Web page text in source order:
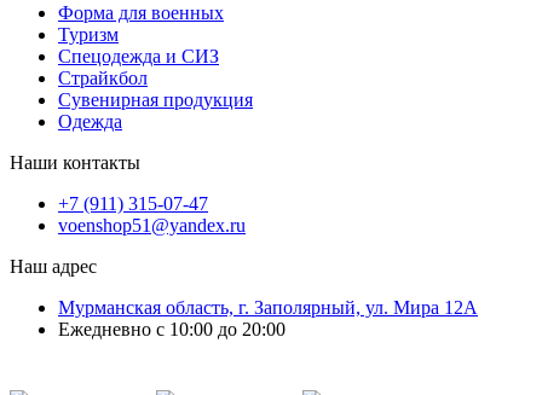
Форма для военных
Туризм
Спецодежда и СИЗ
Страйкбол
Сувенирная продукция
Одежда
Наши контакты
+7 (911) 315-07-47
voenshop51@yandex.ru
Наш адрес
Мурманская область, г. Заполярный, ул. Мира 12А
Ежедневно с 10:00 до 20:00